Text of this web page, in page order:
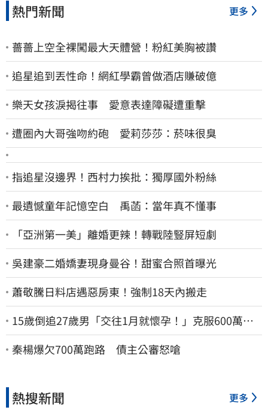
熱門新聞 更多
薔薔上空全裸闖最大天體營！粉紅美胸被讚
追星追到丟性命！網紅學霸曾做酒店賺破億
樂天女孩淚揭往事 愛意表達障礙遭重擊
遭圈內大哥強吻約砲 愛莉莎莎：菸味很臭
指追星沒邊界！西村力挨批：獨厚國外粉絲
最遺憾童年記憶空白 禹菡：當年真不懂事
「亞洲第一美」離婚更辣！轉戰陸豎屏短劇
吳建豪二婚嬌妻現身曼谷！甜蜜合照首曝光
蕭敬騰日料店遇惡房東！強制18天內搬走
15歲倒追27歲男「交往1月就懷孕！」克服600萬債
務 36歲美魔女當阿嬤了
秦楊爆欠700萬跑路 債主公審怒嗆
熱搜新聞 更多